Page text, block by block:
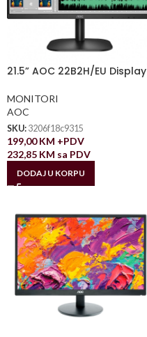
21.5” AOC 22B2H/EU Display
MONITORI
AOC
SKU: 3206f18c9315
199,00KM +PDV
232,85 KM sa PDV
DODAJ U KORPU